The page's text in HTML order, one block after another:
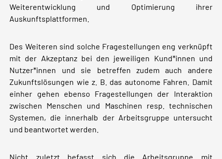
Weiterentwicklung und Optimierung ihrer
Auskunftsplattformen.
Des Weiteren sind solche Fragestellungen eng verknüpft
mit der Akzeptanz bei den jeweiligen Kund*innen und
Nutzer*innen und sie betreffen zudem auch andere
Zukunftslösungen wie z. B. das autonome Fahren. Damit
einher gehen ebenso Fragestellungen der Interaktion
zwischen Menschen und Maschinen resp. technischen
Systemen, die innerhalb der Arbeitsgruppe untersucht
und beantwortet werden.
Nicht zuletzt befasst sich die Arbeitsgruppe mit